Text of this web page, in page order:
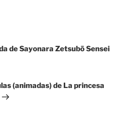
de Sayonara Zetsubō Sensei
(animadas) de La princesa